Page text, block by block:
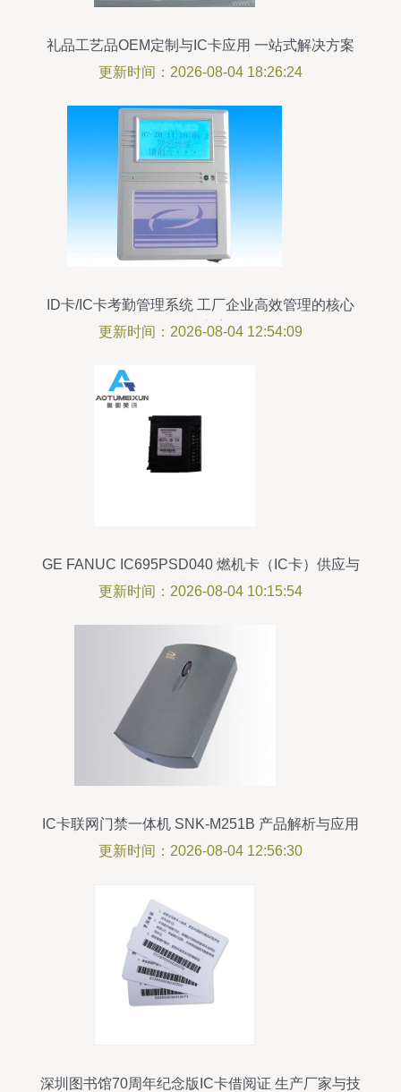
礼品工艺品OEM定制与IC卡应用 一站式解决方案
全解析
更新时间：2026-08-04 18:26:24
ID卡/IC卡考勤管理系统 工厂企业高效管理的核心
解决方案
更新时间：2026-08-04 12:54:09
GE FANUC IC695PSD040 燃机卡（IC卡）供应与
选型指南
更新时间：2026-08-04 10:15:54
IC卡联网门禁一体机 SNK-M251B 产品解析与应用
指南
更新时间：2026-08-04 12:56:30
深圳图书馆70周年纪念版IC卡借阅证 生产厂家与技